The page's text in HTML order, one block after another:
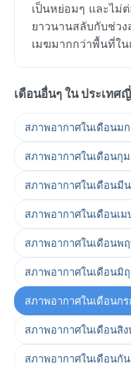
เป็นหย่อมๆ และไม่
ยาวนานสลับกับช่ว
เมฆมากกว่าพื้นที่ใ
เดือนอื่นๆ ใน ประเทศ
สภาพอากาศในเดือนม
สภาพอากาศในเดือนกุ
สภาพอากาศในเดือนมี
สภาพอากาศในเดือนเ
สภาพอากาศในเดือนพ
สภาพอากาศในเดือนมิ
สภาพอากาศในเดือนก
สภาพอากาศในเดือนสิ
สภาพอากาศในเดือนกั